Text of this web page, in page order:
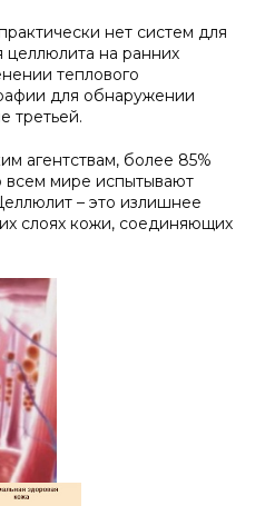
нет систем для
на ранних
теплового
для обнаружении
третьей.
агентствам, более 85%
всем мире испытывают
– это излишнее
слоях кожи, соединяющих